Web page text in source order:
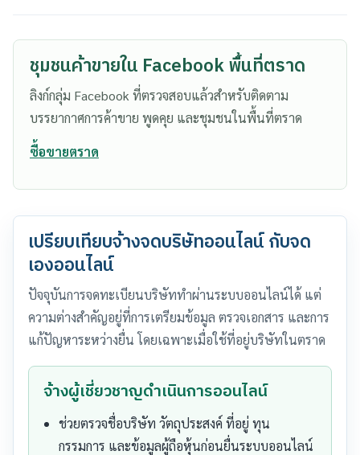
ชุมชนค้าขายใน Facebook พื้นที่ตราด
ลิงก์กลุ่ม Facebook ที่ตรวจสอบแล้วสำหรับติดตาม
บรรยากาศการค้าขาย พูดคุย และชุมชนในพื้นที่ตราด
ซื้อขายตราด
เปรียบเทียบจ้างจดบริษัทออนไลน์ กับจด
เองออนไลน์
ปัจจุบันการจดทะเบียนบริษัททำผ่านระบบออนไลน์ได้ แต่
ความต่างสำคัญอยู่ที่การเตรียมข้อมูล ตรวจเอกสาร และการ
แก้ปัญหาระหว่างยื่น โดยเฉพาะเมื่อใช้ที่อยู่บริษัทในตราด
จ้างผู้เชี่ยวชาญดำเนินการออนไลน์
ช่วยตรวจชื่อบริษัท วัตถุประสงค์ ที่อยู่ ทุน
กรรมการ และข้อมูลผู้ถือหุ้นก่อนยื่นระบบออนไลน์